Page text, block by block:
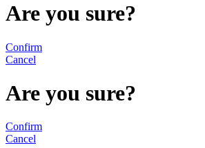
Are you sure?
Confirm
Cancel
Are you sure?
Confirm
Cancel